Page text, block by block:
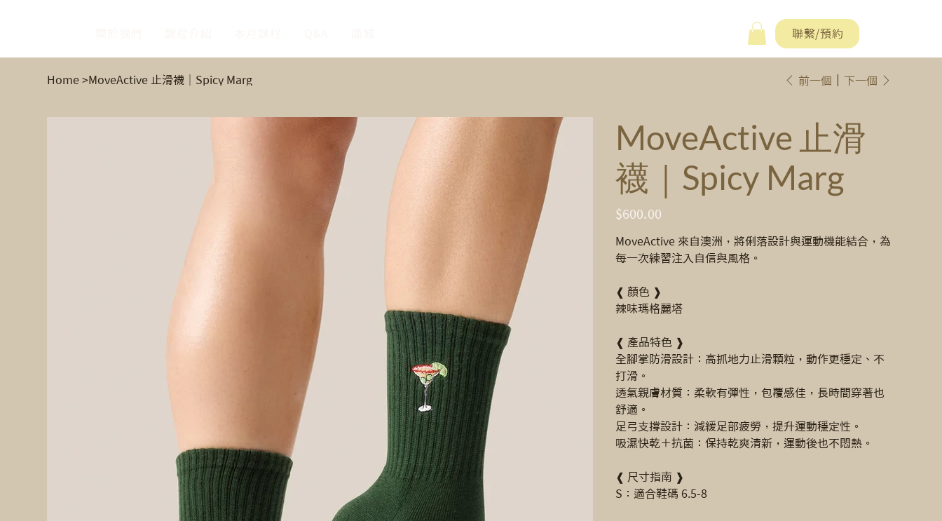
聯繫/預約
Home >MoveActive 止滑襪｜Spicy Marg 前一個 下一個
MoveActive 止滑
襪｜Spicy Marg
價
格
$600.00
MoveActive 來自澳洲，將俐落設計與運動機能結合，為
每一次練習注入自信與風格。
❰ 顏色 ❱
辣味瑪格麗塔
❰ 產品特色 ❱
全腳掌防滑設計：高抓地力止滑顆粒，動作更穩定、不
打滑。
透氣親膚材質：柔軟有彈性，包覆感佳，長時間穿著也
舒適。
足弓支撐設計：減緩足部疲勞，提升運動穩定性。
吸濕快乾＋抗菌：保持乾爽清新，運動後也不悶熱。
❰ 尺寸指南 ❱
S：適合鞋碼 6.5-8